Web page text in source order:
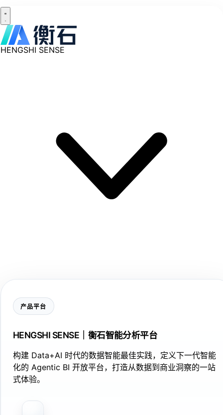
HENGSHI SENSE
产品平台
HENGSHI SENSE｜衡石智能分析平台
构建 Data+AI 时代的数据智能最佳实践，定义下一代智能
化的 Agentic BI 开放平台，打造从数据到商业洞察的一站
式体验。